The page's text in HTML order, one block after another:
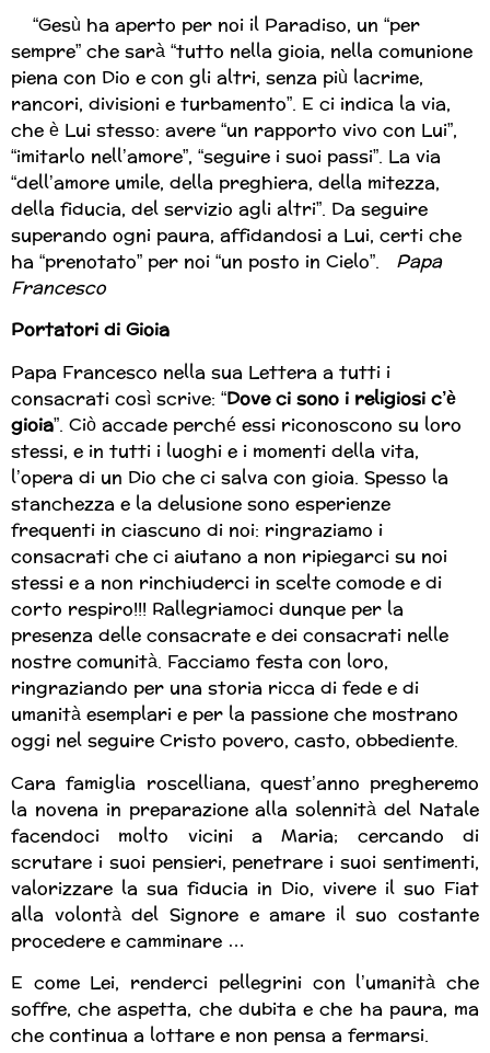
“Gesù ha aperto per noi il Paradiso, un “per
sempre” che sarà “tutto nella gioia, nella comunione
piena con Dio e con gli altri, senza più lacrime,
rancori, divisioni e turbamento”. E ci indica la via,
che è Lui stesso: avere “un rapporto vivo con Lui”,
“imitarlo nell’amore”, “seguire i suoi passi”. La via
“dell’amore umile, della preghiera, della mitezza,
della fiducia, del servizio agli altri”. Da seguire
superando ogni paura, affidandosi a Lui, certi che
ha “prenotato” per noi “un posto in Cielo”. Papa
Francesco
Portatori di Gioia
Papa Francesco nella sua Lettera a tutti i
consacrati così scrive: “Dove ci sono i religiosi c’è
gioia”. Ciò accade perché essi riconoscono su loro
stessi, e in tutti i luoghi e i momenti della vita,
l’opera di un Dio che ci salva con gioia. Spesso la
stanchezza e la delusione sono esperienze
frequenti in ciascuno di noi: ringraziamo i
consacrati che ci aiutano a non ripiegarci su noi
stessi e a non rinchiuderci in scelte comode e di
corto respiro!!! Rallegriamoci dunque per la
presenza delle consacrate e dei consacrati nelle
nostre comunità. Facciamo festa con loro,
ringraziando per una storia ricca di fede e di
umanità esemplari e per la passione che mostrano
oggi nel seguire Cristo povero, casto, obbediente.
Cara famiglia roscelliana, quest’anno pregheremo
la novena in preparazione alla solennità del Natale
facendoci molto vicini a Maria; cercando di
scrutare i suoi pensieri, penetrare i suoi sentimenti,
valorizzare la sua fiducia in Dio, vivere il suo Fiat
alla volontà del Signore e amare il suo costante
procedere e camminare …
E come Lei, renderci pellegrini con l’umanità che
soffre, che aspetta, che dubita e che ha paura, ma
che continua a lottare e non pensa a fermarsi.